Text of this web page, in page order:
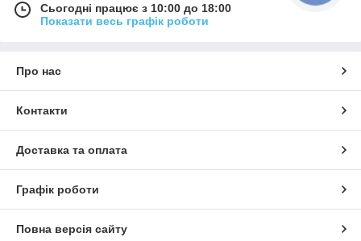
Сьогодні працює з 10:00 до 18:00
Показати весь графік роботи
Про нас
Контакти
Доставка та оплата
Графік роботи
Повна версія сайту